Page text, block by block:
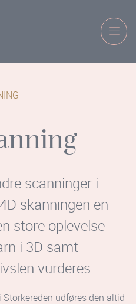
scanninger i
skanningen en
store oplevelse
i 3D samt
vurderes.
udføres den altid